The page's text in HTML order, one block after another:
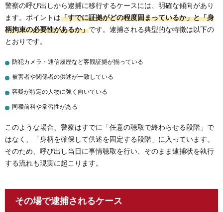
警察の呼び出しから逮捕に移行するケースには、明確な傾向があり
ます。ポイントは「すでに証拠がどの程度固まっているか」と「身
柄拘束の必要性があるか」です。逮捕される典型的な特徴は以下の
とおりです。
防犯カメラ・通信履歴など客観証拠が揃っている
被害者や関係者の供述が一致している
容疑が特定の人物に強く向いている
同種前科や常習性がある
このような場合、警察はすでに「任意の聴取で終わらせる段階」で
はなく、「身柄を確保して供述を固定する段階」に入っています。
そのため、呼び出し当日に事情聴取を行い、そのまま逮捕状を執行
する流れも現実に起こります。
その場で逮捕されるケース